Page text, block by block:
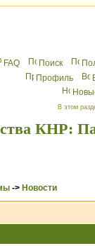
FAQ Поиск
Профиль
В этом
КНР:
-> Новости